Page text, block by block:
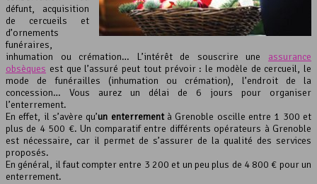
défunt, acquisition
de cercueils et
d’ornements
funéraires,
inhumation ou crémation… L’intérêt de souscrire une assurance
obsèques est que l’assuré peut tout prévoir : le modèle de cercueil, le
mode de funérailles (inhumation ou crémation), l’endroit de la
concession… Vous aurez un délai de 6 jours pour organiser
l’enterrement.
En effet, il s’avère qu’un enterrementà Grenoble oscille entre 1 300 et
plus de 4 500 €. Un comparatif entre différents opérateurs à Grenoble
est nécessaire, car il permet de s’assurer de la qualité des services
proposés.
En général, il faut compter entre 3 200 et un peu plus de 4 800 € pour un
enterrement.